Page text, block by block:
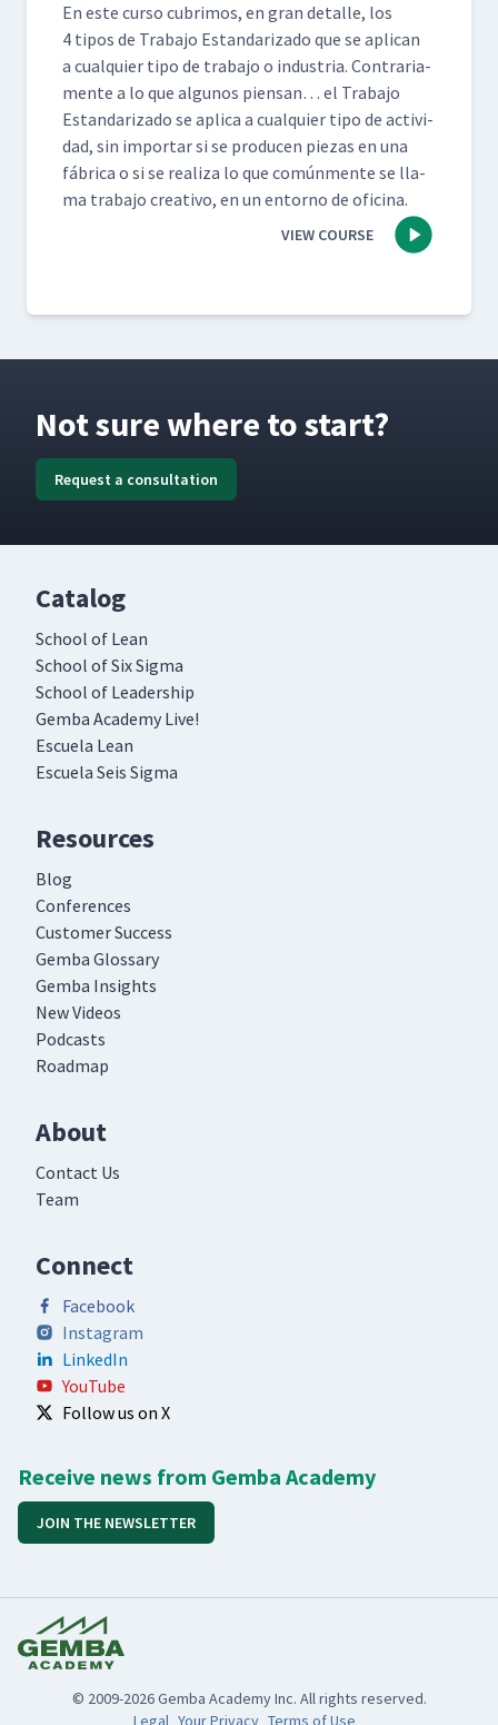
En este cur­so cub­ri­mos, en gran detalle, los
4 tipos de Tra­ba­jo Estandariza­do que se apli­can
a cualquier tipo de tra­ba­jo o indus­tria. Con­trari­a­
mente a lo que algunos pien­san… el Tra­ba­jo
Estandariza­do se apli­ca a cualquier tipo de activi­
dad, sin impor­tar si se pro­ducen piezas en una
fábri­ca o si se real­iza lo que común­mente se lla­
ma tra­ba­jo cre­ati­vo, en un entorno de oficina.
VIEW COURSE
Not sure where to start?
Request a consultation
Catalog
School of Lean
School of Six Sigma
School of Leadership
Gemba Academy Live!
Escuela Lean
Escuela Seis Sigma
Resources
Blog
Conferences
Customer Success
Gemba Glossary
Gemba Insights
New Videos
Podcasts
Roadmap
About
Contact Us
Team
Connect
Facebook
Instagram
LinkedIn
YouTube
Follow us on X
Receive news from Gemba Academy
JOIN THE NEWSLETTER
© 2009-2026 Gemba Academy Inc. All rights reserved.
Legal Your Privacy Terms of Use